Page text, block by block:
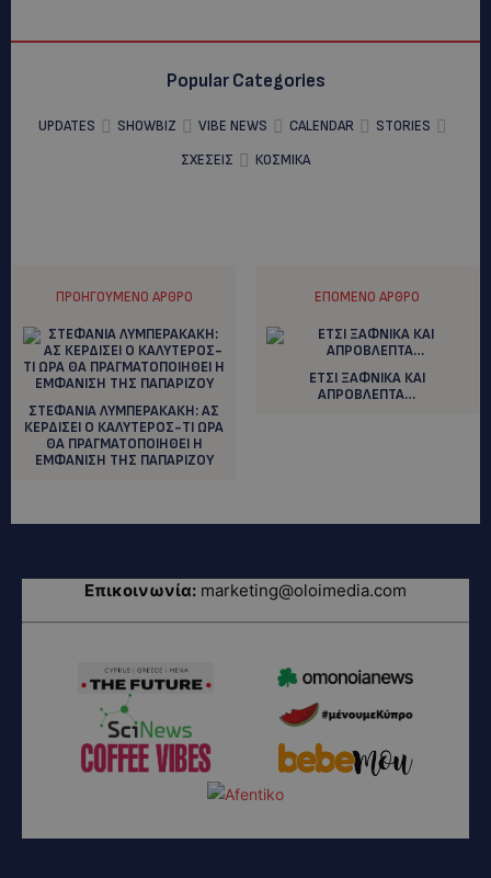
Popular Categories
UPDATES SHOWBIZ VIBE NEWS CALENDAR
STORIES
ΣΧΕΣΕΙΣ
ΚΟΣΜΙΚΑ
ΠΡΟΗΓΟΎΜΕΝΟ ΆΡΘΡΟ
ΣΤΕΦΑΝΙΑ ΛΥΜΠΕΡΑΚΑΚΗ: ΑΣ
ΚΕΡΔΙΣΕΙ Ο ΚΑΛΥΤΕΡΟΣ-ΤΙ ΩΡΑ
ΘΑ ΠΡΑΓΜΑΤΟΠΟΙΗΘΕΙ Η
ΕΜΦΑΝΙΣΗ ΤΗΣ ΠΑΠΑΡΙΖΟΥ
ΕΠΌΜΕΝΟ ΆΡΘΡΟ
ΕΤΣΙ ΞΑΦΝΙΚΑ ΚΑΙ
ΑΠΡΟΒΛΕΠΤΑ…
Επικοινωνία: marketing@oloimedia.com